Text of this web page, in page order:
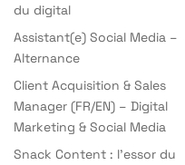
du digital
Assistant(e) Social Media –
Alternance
Client Acquisition & Sales
Manager (FR/EN) – Digital
Marketing & Social Media
Snack Content : l’essor du